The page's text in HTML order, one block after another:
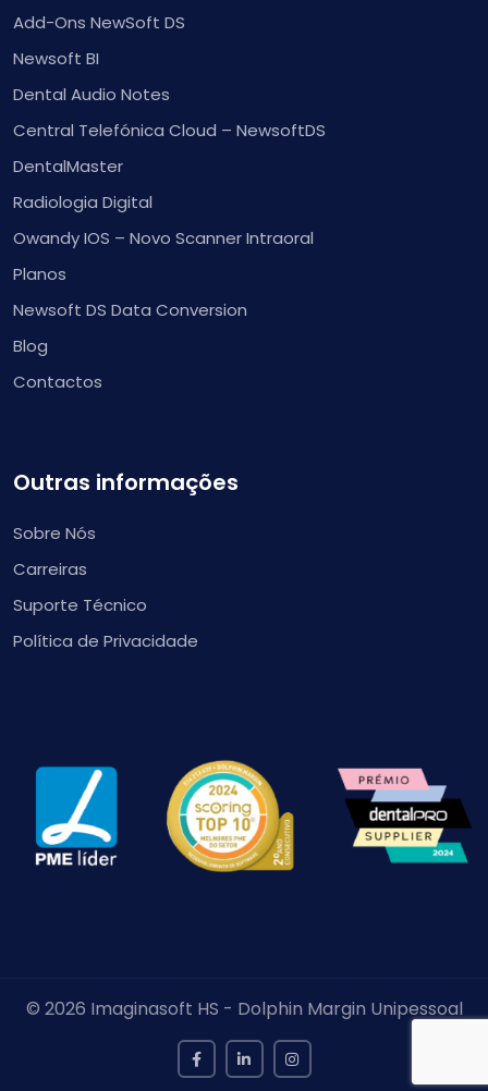
Add-Ons NewSoft DS
Newsoft BI
Dental Audio Notes
Central Telefónica Cloud – NewsoftDS
DentalMaster
Radiologia Digital
Owandy IOS – Novo Scanner Intraoral
Planos
Newsoft DS Data Conversion
Blog
Contactos
Outras informações
Sobre Nós
Carreiras
Suporte Técnico
Política de Privacidade
© 2026 Imaginasoft HS - Dolphin Margin Unipessoal